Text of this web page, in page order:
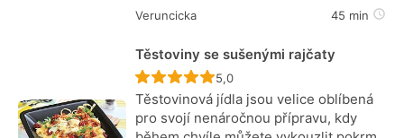
Veruncicka 45 min
Těstoviny se sušenými rajčaty
Recept ještě nebyl hodnocen
5,0
Těstovinová jídla jsou velice oblíbená
pro svojí nenáročnou přípravu, kdy